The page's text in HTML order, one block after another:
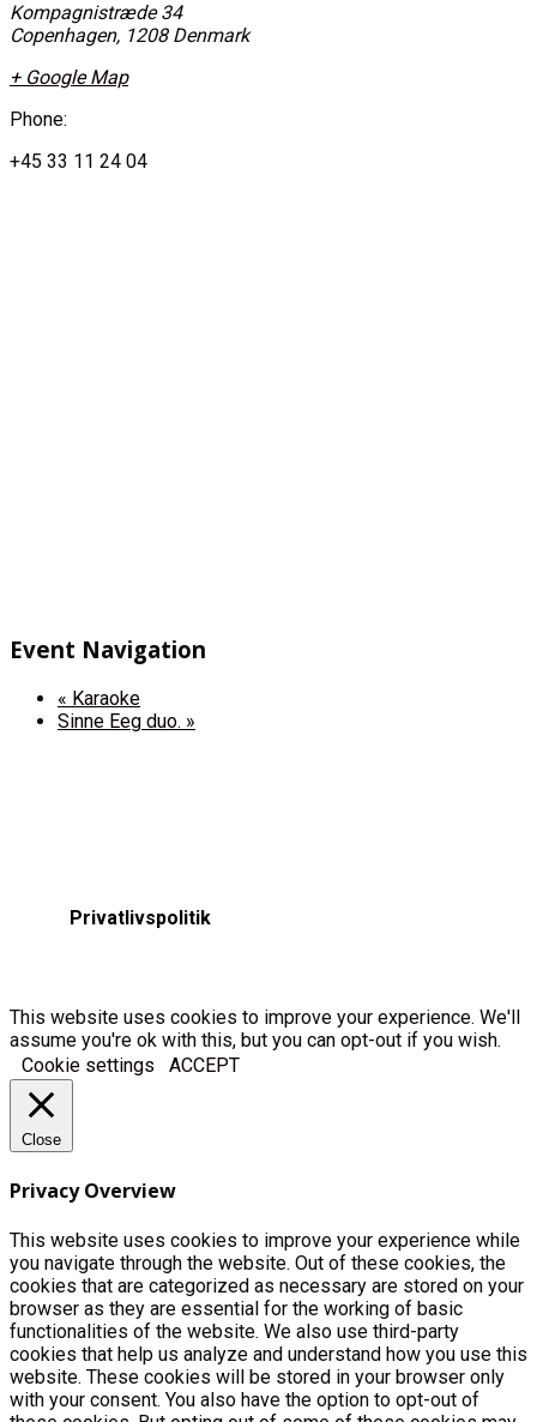
Kompagnistræde 34
Copenhagen, 1208 Denmark
+ Google Map
Phone:
+45 33 11 24 04
Event Navigation
« Karaoke
Sinne Eeg duo. »
Privatlivspolitik
This website uses cookies to improve your experience. We'll
assume you're ok with this, but you can opt-out if you wish.
Cookie settings
ACCEPT
Close
Privacy Overview
This website uses cookies to improve your experience while
you navigate through the website. Out of these cookies, the
cookies that are categorized as necessary are stored on your
browser as they are essential for the working of basic
functionalities of the website. We also use third-party
cookies that help us analyze and understand how you use this
website. These cookies will be stored in your browser only
with your consent. You also have the option to opt-out of